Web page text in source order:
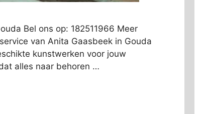
Bel ons op: 182511966 Meer
van Anita Gaasbeek in Gouda
kunstwerken voor jouw
alles naar behoren …